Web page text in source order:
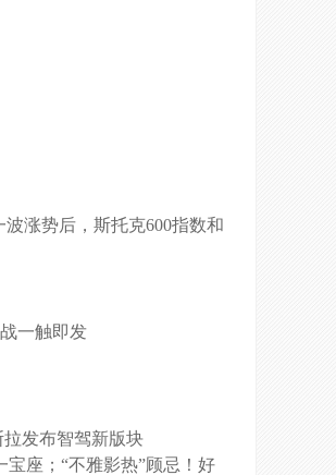
涨势后，斯托克600指数和
一触即发
发布智驾新版块
座；“不雅影热”顾忌！好